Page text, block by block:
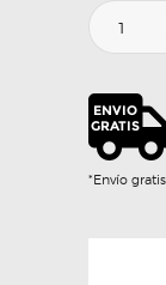
Copelas
MINI
3
-
Silver
Project
*Envío